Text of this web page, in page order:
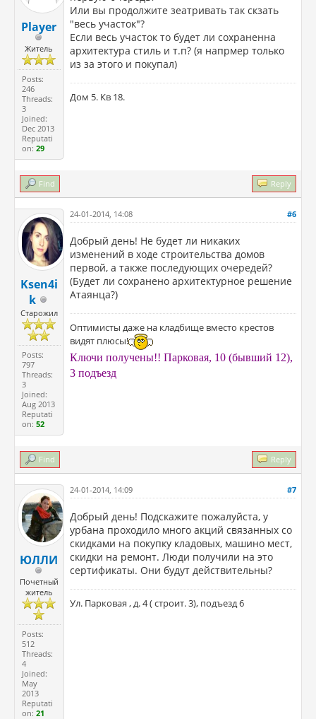
Player
Житель
Posts:
246
Threads:
3
Joined:
Dec 2013
Reputati
on:29
Или вы продолжите зеатривать так скзать
"весь участок"?
Если весь участок то будет ли сохраненна
архитектура стиль и т.п? (я напрмер только
из за этого и покупал)
Дом 5. Кв 18.
Find Reply
Ksen4i
k
Старожил
Posts:
797
Threads:
3
Joined:
Aug 2013
Reputati
on:52
#6
24-01-2014, 14:08
Добрый день! Не будет ли никаких
изменений в ходе строительства домов
первой, а также последующих очередей?
(Будет ли сохранено архитектурное решение
Атаянца?)
Оптимисты даже на кладбище вместо крестов
видят плюсы!
Ключи получены!! Парковая, 10 (бывший 12),
3 подъезд
Find Reply
ЮЛЛИ
Почетный
житель
Posts:
512
Threads:
4
Joined:
May
2013
Reputati
on:21
#7
24-01-2014, 14:09
Добрый день! Подскажите пожалуйста, у
урбана проходило много акций связанных со
скидками на покупку кладовых, машино мест,
скидки на ремонт. Люди получили на это
сертификаты. Они будут действительны?
Ул. Парковая , д. 4 ( строит. 3), подъезд 6